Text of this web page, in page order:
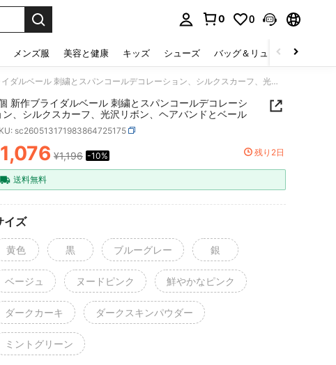
0 0
メンズ服 美容と健康 キッズ シューズ バッグ＆リュック
1個 新作ブライダルベール 刺繍とスパンコールデコレーション、シルクスカーフ、光沢リボン、ヘアバンドとベール
新作ブライダルベール 刺繍とスパンコールデコレーシ
ン、シルクスカーフ、光沢リボン、ヘアバンドとベール
sc260513171983864725175
AND AVAILABILITY
1,076 ¥1,196 -10% 残り2日
送料無料
イズ
黄色 黒 ブルーグレー 銀
ベージュ ヌードピンク 鮮やかなピンク
ダークカーキ ダークスキンパウダー
ミントグリーン